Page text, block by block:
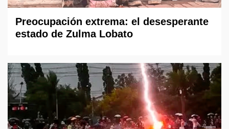
Preocupación extrema: el desesperante
estado de Zulma Lobato